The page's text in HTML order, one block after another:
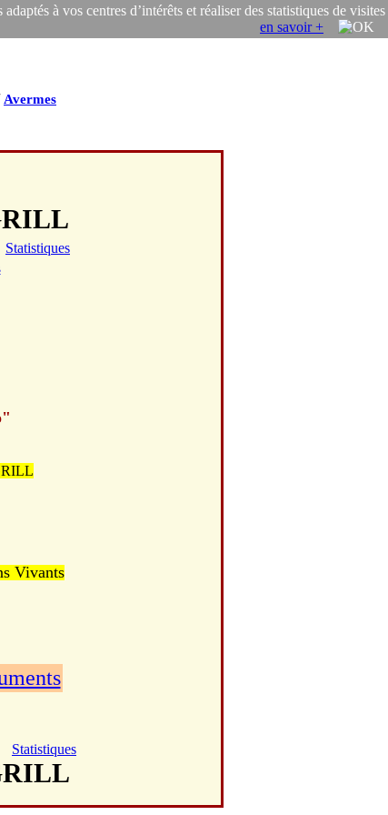
à vos centres d’intérêts et réaliser des statistiques de visites
en savoir +
Avermes
Statistiques
Vivants
Statistiques